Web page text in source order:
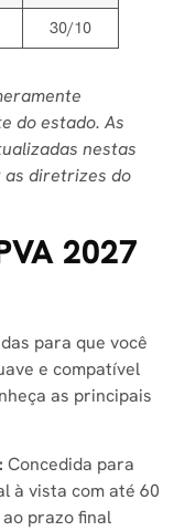
30/10
do estado. As
nestas
as diretrizes do
2027
para que você
e compatível
as principais
Concedida para
à vista com até 60
prazo final